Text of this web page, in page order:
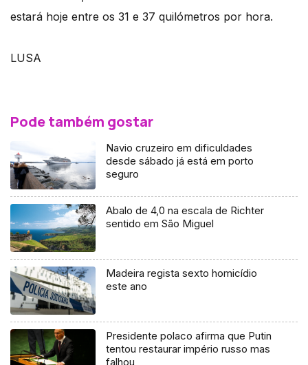
estará hoje entre os 31 e 37 quilómetros por hora.
LUSA
Pode também gostar
Navio cruzeiro em dificuldades
desde sábado já está em porto
seguro
Abalo de 4,0 na escala de Richter
sentido em São Miguel
Madeira regista sexto homicídio
este ano
Presidente polaco afirma que Putin
tentou restaurar império russo mas
falhou